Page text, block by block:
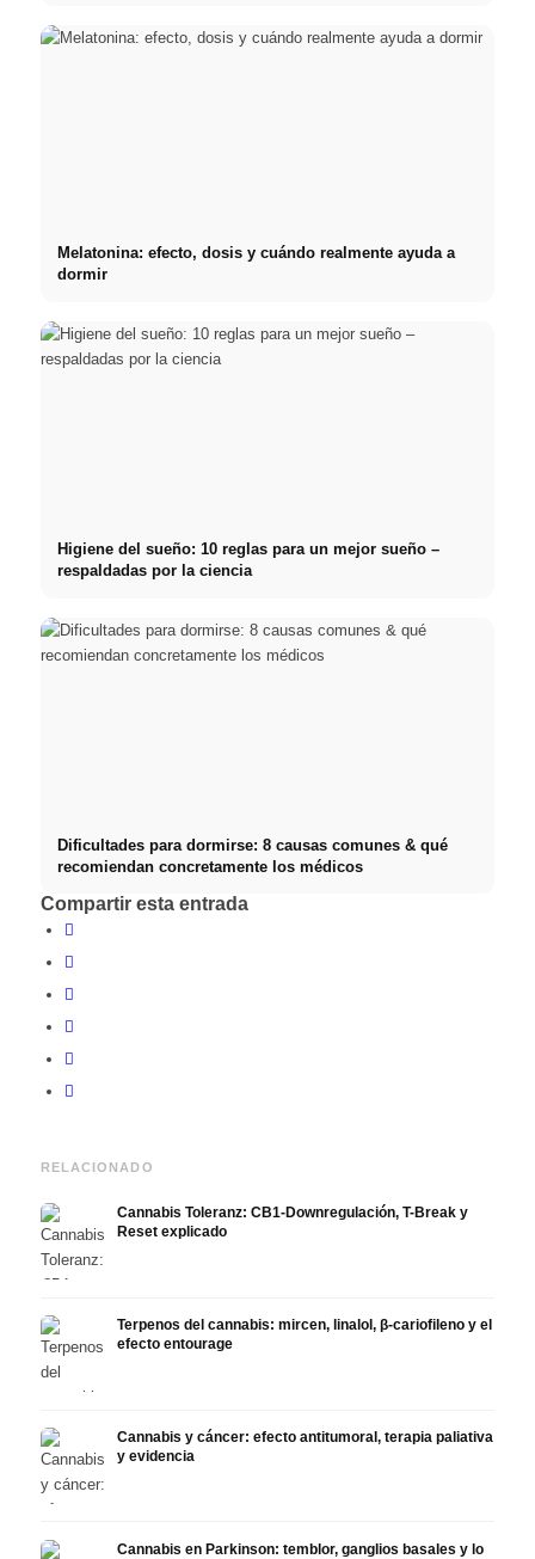
Melatonina: efecto, dosis y cuándo realmente ayuda a
dormir
Higiene del sueño: 10 reglas para un mejor sueño –
respaldadas por la ciencia
Dificultades para dormirse: 8 causas comunes & qué
recomiendan concretamente los médicos
Compartir esta entrada
RELACIONADO
Cannabis Toleranz: CB1-Downregulación, T-Break y
Reset explicado
Terpenos del cannabis: mircen, linalol, β-cariofileno y el
efecto entourage
Cannabis y cáncer: efecto antitumoral, terapia paliativa
y evidencia
Cannabis en Parkinson: temblor, ganglios basales y lo